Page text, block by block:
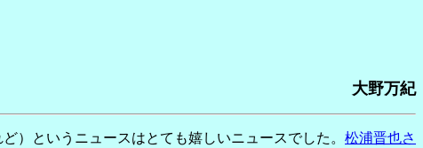
大野万紀
）というニュースはとても嬉しいニュースでした。 松浦晋也さ